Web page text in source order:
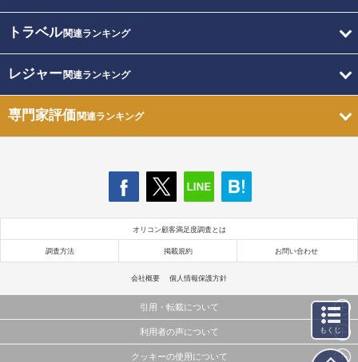
トラベル関連ランキング
レジャー関連ランキング
専門家評価関連ランキング
オリコン顧客満足度調査とは
調査方法 掲載規約 お問い合わせ
会社概要 個人情報保護方針
引用・転載について
当サイトで公開されている情報（文字、写真、イラスト、画像データ等）及びこれらの配置・
利用者の声について
当サイトに掲載している内容はすべてサービスの利用者が提出された見解・感想です。
クッキーの使用について
もくじ